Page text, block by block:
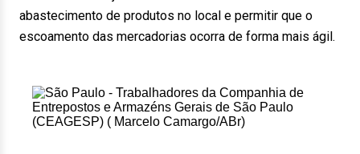
abastecimento de produtos no local e permitir que o
escoamento das mercadorias ocorra de forma mais ágil.